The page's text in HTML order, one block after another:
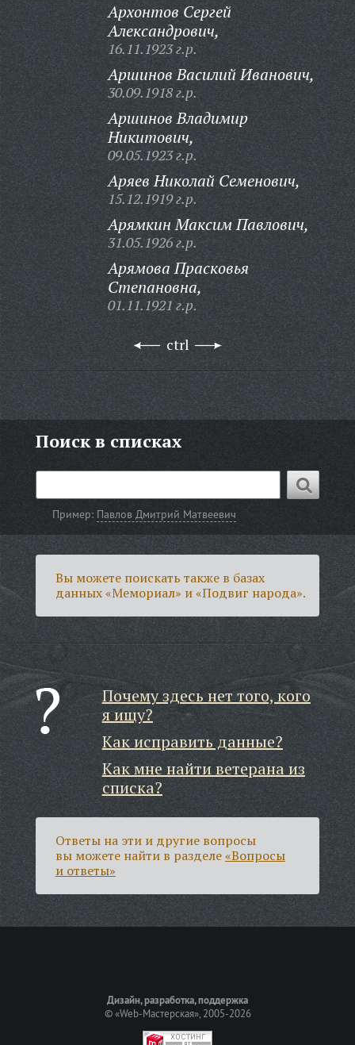
Архонтов Сергей
Александрович,
16.11.1923 г.р.
Аршинов Василий Иванович,
30.09.1918 г.р.
Аршинов Владимир
Никитович,
09.05.1923 г.р.
Аряев Николай Семенович,
15.12.1919 г.р.
Арямкин Максим Павлович,
31.05.1926 г.р.
Арямова Прасковья
Степановна,
01.11.1921 г.р.
ctrl
Поиск в списках
Пример: Павлов Дмитрий Матвеевич
Вы можете поискать также в базах
данных «Мемориал» и «Подвиг народа».
Почему здесь нет того, кого
я ищу?
Как исправить данные?
Как мне найти ветерана из
списка?
Ответы на эти и другие вопросы
вы можете найти в разделе«Вопросы
и ответы»
Дизайн, разработка, поддержка
©«Web-Мастерская», 2005-2026